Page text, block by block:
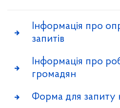
Інформація про
запитів
Інформація про
громадян
Форма для запиту